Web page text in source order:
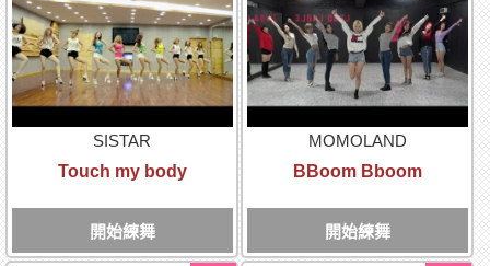
SISTAR
Touch my body
開始練舞
MOMOLAND
BBoom Bboom
開始練舞